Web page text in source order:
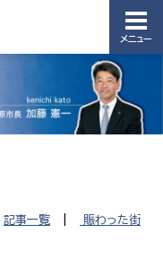
メニュー
記事一覧
賑わった街